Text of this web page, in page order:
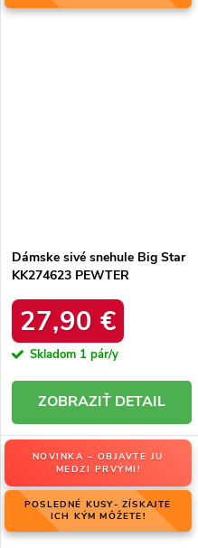
Dámske sivé snehule Big Star
KK274623 PEWTER
27,90 €
Skladom 1 pár/y
DETAIL
NOVINKA – OBJAVTE JU
MEDZI PRVÝMI!
POSLEDNÉ KUSY- ZÍSKAJTE
ICH KÝM MÔŽETE!